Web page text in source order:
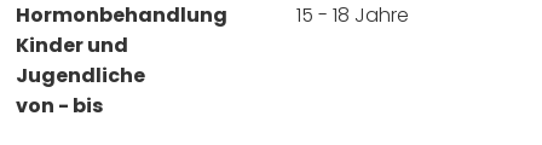
Hormonbehandlung
Kinder und
Jugendliche
von - bis
15 - 18 Jahre